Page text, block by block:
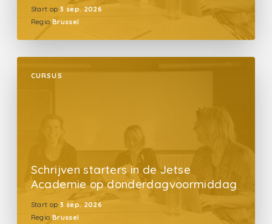
Start op 3 sep. 2026
Regio Brussel
CURSUS
Schrijven starters in de Jetse
Academie op donderdagvoormiddag
Start op 3 sep. 2026
Regio Brussel